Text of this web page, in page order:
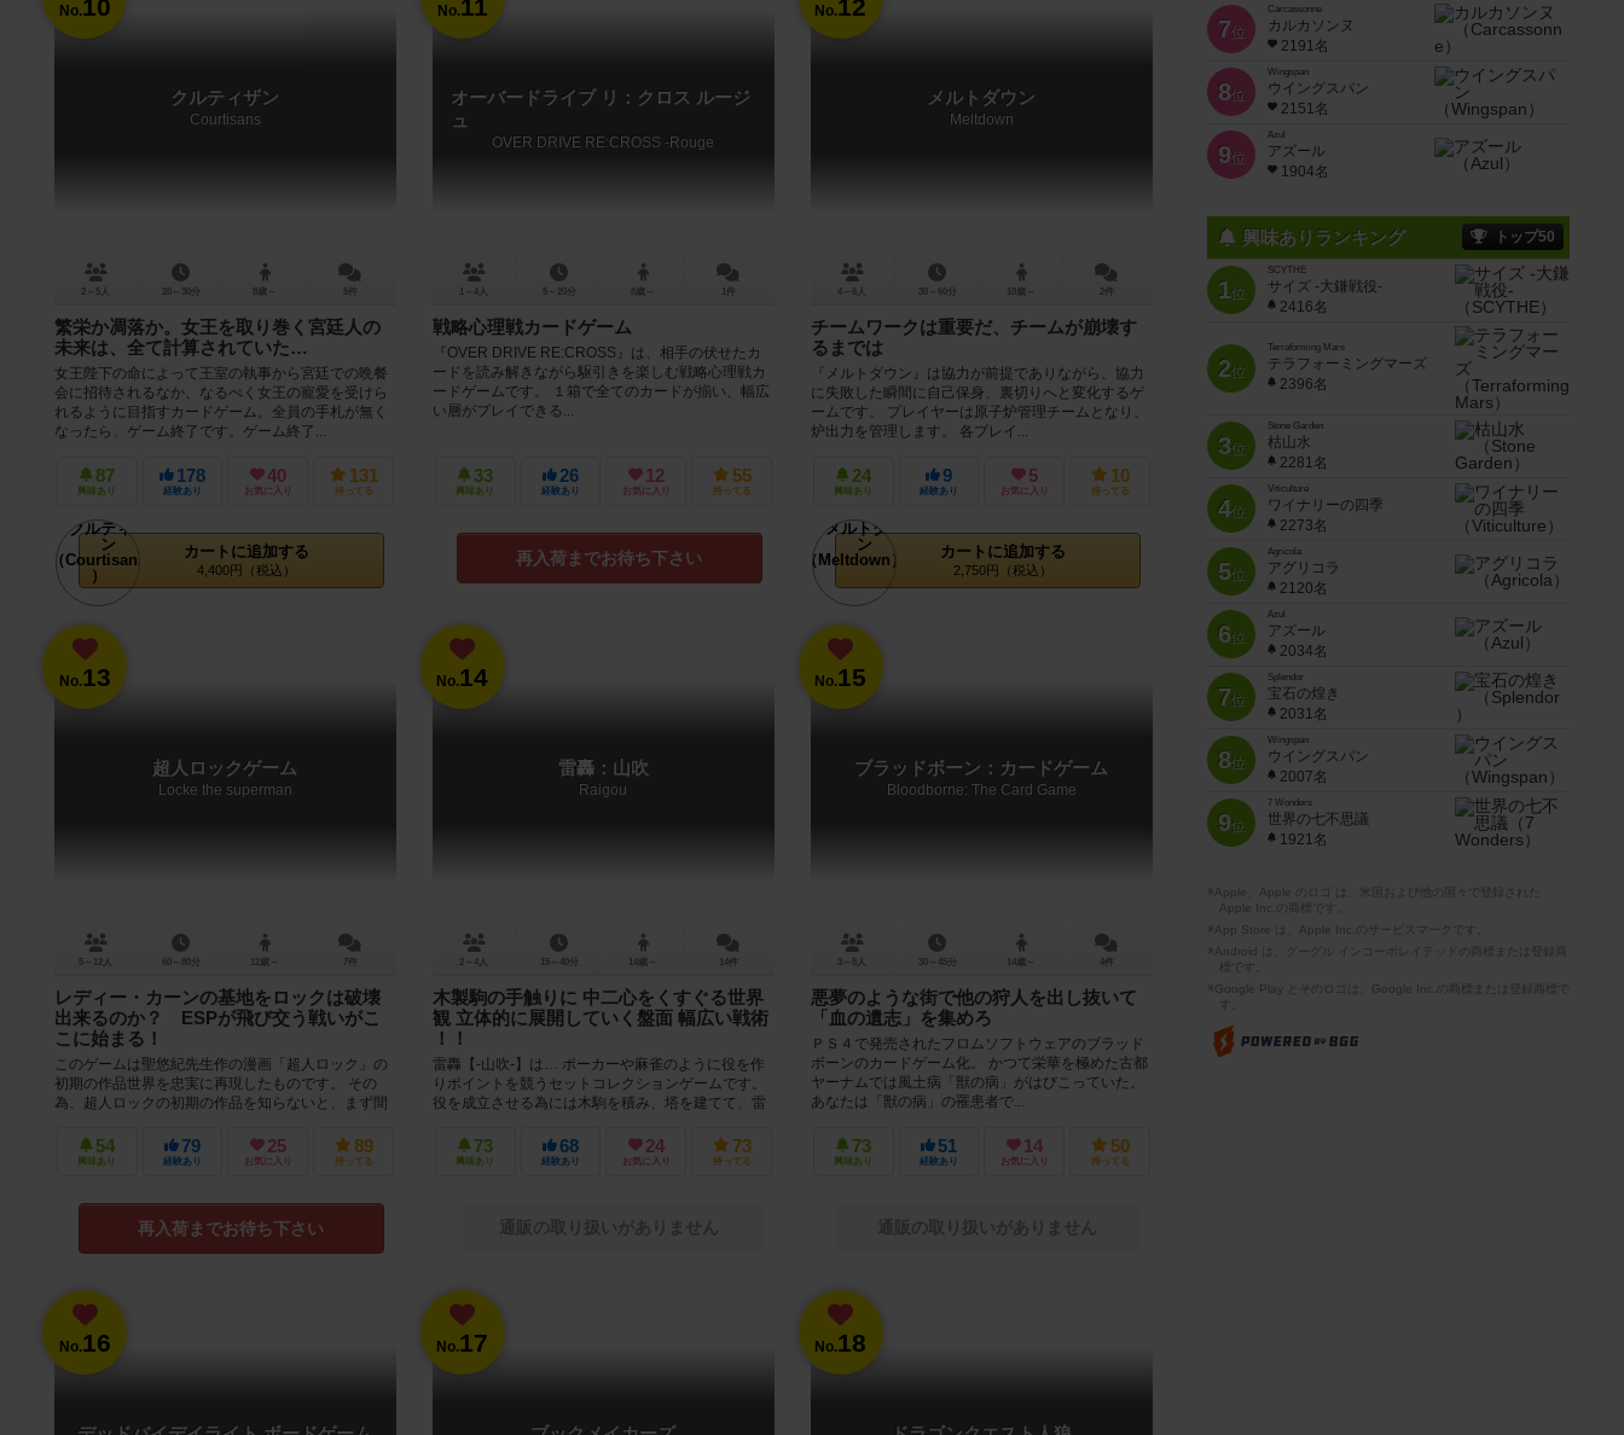
No.10
クルティザン
Courtisans
2～5人 20～30分 8歳～ 5件
繁栄か凋落か。女王を取り巻く宮廷人の
未来は、全て計算されていた…
女王陛下の命によって王室の執事から宮廷での晩餐
会に招待されるなか、なるべく女王の寵愛を受けら
れるように目指すカードゲーム。全員の手札が無く
なったら、ゲーム終了です。ゲーム終了...
87
興味あり
178
経験あり
40
お気に入り
131
持ってる
カートに追加する
4,400円（税込）
No.11
オーバードライブ リ：クロス ルージ
ュ
OVER DRIVE RE:CROSS -Rouge
1～4人 5～20分 8歳～ 1件
戦略心理戦カードゲーム
『OVER DRIVE RE:CROSS』は、相手の伏せたカ
ードを読み解きながら駆引きを楽しむ戦略心理戦カ
ードゲームです。 １箱で全てのカードが揃い、幅広
い層がプレイできる...
33
興味あり
26
経験あり
12
お気に入り
55
持ってる
再入荷までお待ち下さい
No.12
メルトダウン
Meltdown
4～6人 30～60分 10歳～ 2件
チームワークは重要だ、チームが崩壊す
るまでは
『メルトダウン』は協力が前提でありながら、協力
に失敗した瞬間に自己保身、裏切りへと変化するゲ
ームです。 プレイヤーは原子炉管理チームとなり、
炉出力を管理します。 各プレイ...
24
興味あり
9
経験あり
5
お気に入り
10
持ってる
カートに追加する
2,750円（税込）
No.13
超人ロックゲーム
Locke the superman
5～12人 60～80分 12歳～ 7件
レディー・カーンの基地をロックは破壊
出来るのか？ ESPが飛び交う戦いがこ
こに始まる！
このゲームは聖悠紀先生作の漫画「超人ロック」の
初期の作品世界を忠実に再現したものです。 その
為、超人ロックの初期の作品を知らないと、まず間
54
興味あり
79
経験あり
25
お気に入り
89
持ってる
再入荷までお待ち下さい
No.14
雷轟：山吹
Raigou
2～4人 15～40分 14歳～ 14件
木製駒の手触りに 中二心をくすぐる世界
観 立体的に展開していく盤面 幅広い戦術
！！
雷轟【-山吹-】は… ポーカーや麻雀のように役を作
りポイントを競うセットコレクションゲームです。
役を成立させる為には木駒を積み、塔を建てて、雷
73
興味あり
68
経験あり
24
お気に入り
73
持ってる
通販の取り扱いがありません
No.15
ブラッドボーン：カードゲーム
Bloodborne: The Card Game
3～5人 30～45分 14歳～ 4件
悪夢のような街で他の狩人を出し抜いて
「血の遺志」を集めろ
ＰＳ４で発売されたフロムソフトウェアのブラッド
ボーンのカードゲーム化。 かつて栄華を極めた古都
ヤーナムでは風土病「獣の病」がはびこっていた。
あなたは「獣の病」の罹患者で...
73
興味あり
51
経験あり
14
お気に入り
50
持ってる
通販の取り扱いがありません
No.16 No.17 No.18
7位
Carcassonne
カルカソンヌ
2191名
8位
Wingspan
ウイングスパン
2151名
9位
Azul
アズール
1904名
興味ありランキング トップ50
1位
SCYTHE
サイズ -大鎌戦役-
2416名
2位
Terraforming Mars
テラフォーミングマーズ
2396名
3位
Stone Garden
枯山水
2281名
4位
Viticulture
ワイナリーの四季
2273名
5位
Agricola
アグリコラ
2120名
6位
Azul
アズール
2034名
7位
Splendor
宝石の煌き
2031名
8位
Wingspan
ウイングスパン
2007名
9位
7 Wonders
世界の七不思議
1921名
※Apple、Apple のロゴ は、米国および他の国々で登録された
Apple Inc.の商標です。
※App Store は、Apple Inc.のサービスマークです。
※Android は、グーグル インコーポレイテッドの商標または登録商
標です。
※Google Play とそのロゴは、Google Inc.の商標または登録商標で